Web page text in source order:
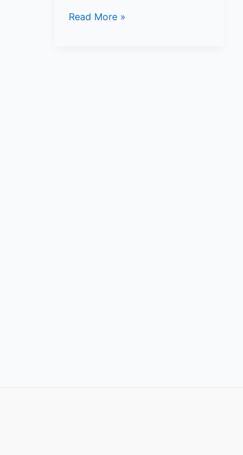
10+
Read More »